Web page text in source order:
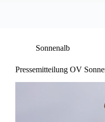
Sonnenalb
Pressemitteilung OV